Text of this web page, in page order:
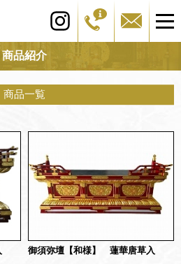
商品紹介
商品一覧
御須弥壇【和様】 蓮華唐草入